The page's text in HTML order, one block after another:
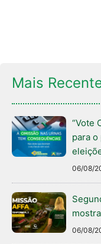
Mais
“Vote
para
06/08/
06/08/